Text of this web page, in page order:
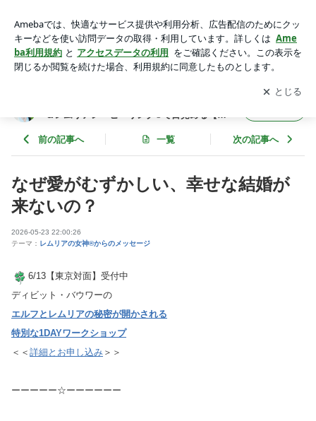
万美子★レムリアの女神®神殿＆レムリアン・ヒーリング®で
目覚める【あなた内なる女神】
アプリをダウンロードして ブログの更新通知
を受け取りまし
ょう。
開く
＆レムリアン・ヒーリング®で目覚める【あ
前の記事へ 一覧 次の記事へ
なぜ愛がむずかしい、幸せな結婚が
来ないの？
2026-05-23 22:00:26
テーマ： レムリアの女神®からのメッセージ
6/13【東京対面】受付中
ディビット・バウワーの
エルフとレムリアの秘密が開かされる​
特別な1DAYワークショップ​
＜＜ 詳細とお申し込み ＞＞​
ーーーーー☆ーーーーーー